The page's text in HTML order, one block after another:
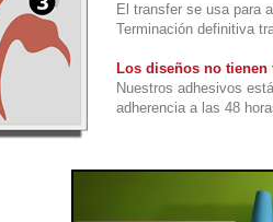
El transfer se usa para
Terminación definitiva
Los diseños no
Nuestros adhesivos
adherencia a las 48